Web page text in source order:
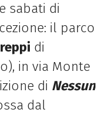
sabati di
il parco
di
in via Monte
di Nessun
dal